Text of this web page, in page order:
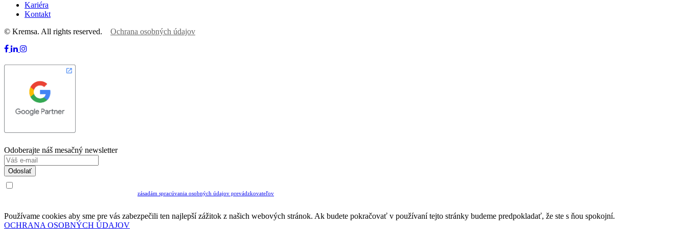
Kariéra
Kontakt
© Kremsa. All rights reserved. Ochrana osobných údajov
Odoberajte náš mesačný newsletter
Odoslať
zásadám spracúvania osobných údajov prevádzkovateľov
Používame cookies aby sme pre vás zabezpečili ten najlepší zážitok z našich webových stránok. Ak budete pokračovať v používaní tejto stránky budeme predpokladať, že ste s ňou spokojní.
OCHRANA OSOBNÝCH ÚDAJOV